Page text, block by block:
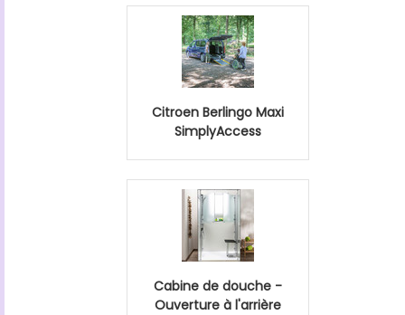
Citroen Berlingo Maxi
SimplyAccess
Cabine de douche -
Ouverture à l'arrière